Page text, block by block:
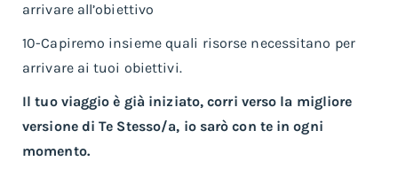
arrivare all’obiettivo
10-Capiremo insieme quali risorse necessitano per
arrivare ai tuoi obiettivi.
Il tuo viaggio è già iniziato, corri verso la migliore
versione di Te Stesso/a, io sarò con te in ogni
momento.